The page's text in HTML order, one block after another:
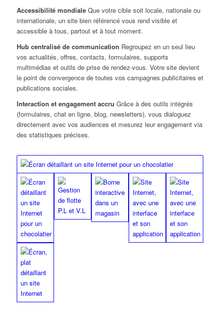
Accessibilité mondialeQue votre cible soit locale, nationale ou
internationale, un site bien référencé vous rend visible et
accessible à tous, partout et à tout moment.
Hub centralisé de communication Regroupez en un seul lieu
vos actualités, offres, contacts, formulaires, supports
multimédias et outils de prise de rendez-vous. Votre site devient
le point de convergence de toutes vos campagnes publicitaires et
publications sociales.
Interaction et engagement accru Grâce à des outils intégrés
(formulaires, chat en ligne, blog, newsletters), vous dialoguez
directement avec vos audiences et mesurez leur engagement via
des statistiques précises.